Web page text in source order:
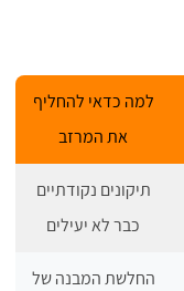
למה כדאי להחליף
את המרזב
תיקונים נקודתיים
כבר לא יעילים
החלשת המבנה של